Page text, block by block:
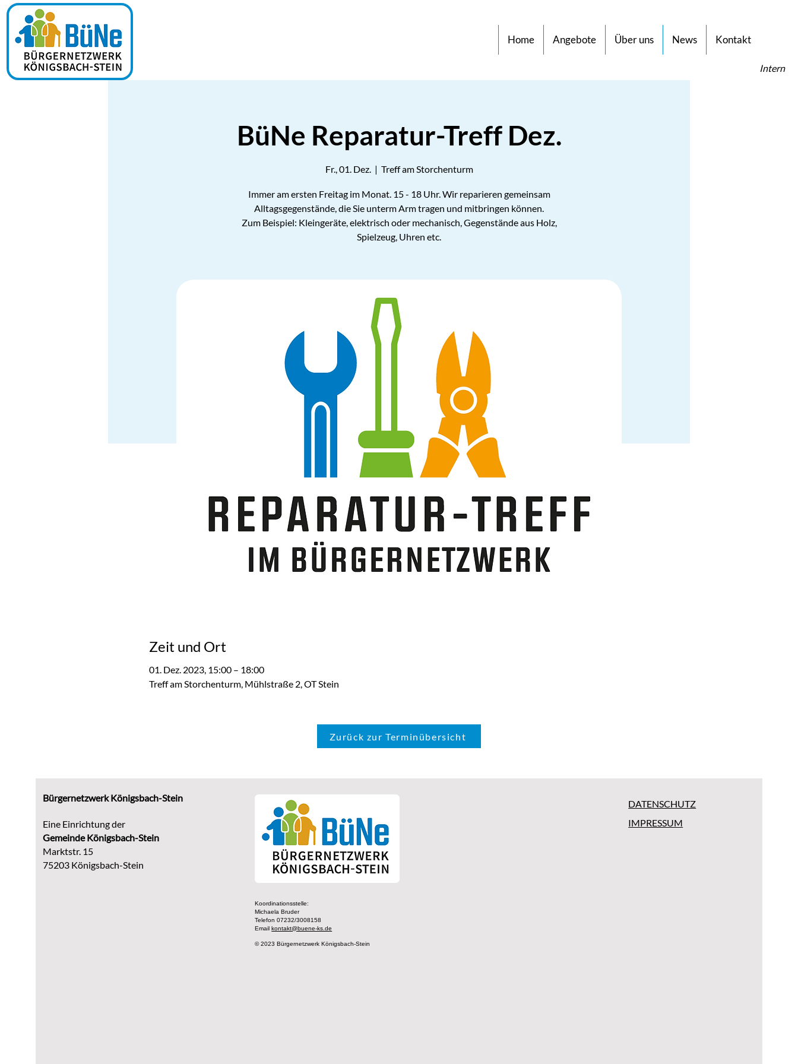
Home Angebote Über uns News Kontakt
Intern
BüNe Reparatur-Treff Dez.
Fr., 01. Dez.
  |
Treff am Storchenturm
Immer am ersten Freitag im Monat. 15 - 18 Uhr. Wir reparieren gemeinsam
Alltagsgegenstände, die Sie unterm Arm tragen und mitbringen können.
Zum Beispiel: Kleingeräte, elektrisch oder mechanisch, Gegenstände aus Holz,
Spielzeug, Uhren etc.
Zeit und Ort
01. Dez. 2023, 15:00 – 18:00
Treff am Storchenturm, Mühlstraße 2, OT Stein
Zurück zur Terminübersicht
Bürgernetzwerk Königsbach-Stein
Eine Einrichtung der
Gemeinde Königsbach-Stein
Marktstr. 15
75203 Königsbach-Stein
Koordinationsstelle:
Michaela Bruder
Telefon 07232/3008158
Email kontakt@buene-ks.de
© 2023 Bürgernetzwerk Königsbach-Stein
DATENSCHUTZ
IMPRESSUM